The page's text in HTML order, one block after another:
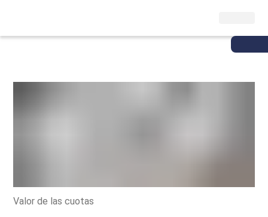
Valor de las cuotas